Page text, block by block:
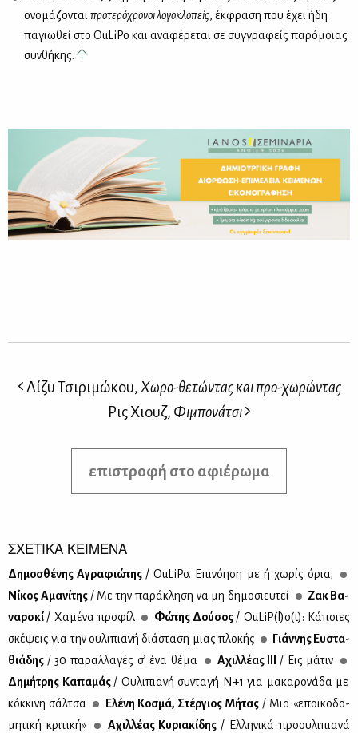
ονομάζονται προτερόχρονοι λογοκλοπείς, έκφραση που έχει ήδη
παγιωθεί στο OuLiPo και αναφέρεται σε συγγραφείς παρόμοιας
συνθήκης.
Λίζυ Τσιριμώκου, Χωρο-θετώντας και προ-χωρώντας
Ρις Χιουζ, Φιμπονάτσι
επιστροφή στο αφιέρωμα
ΣΧΕΤΙΚΑ ΚΕΙΜΕΝΑ
Δη­μο­σθέ­νης Αγρα­φιώ­της/ OuLiPo. Επι­νό­η­ση με ή χω­ρίς όρια;
Νί­κος Αμα­νί­της/ Με την πα­ρά­κλη­ση να μη δη­μο­σιευ­τεί
Ζακ Βα­
ναρ­σκί/ Χα­μέ­να προ­φίλ Φώ­της Δού­σος/ OuLiP(l)o(t): Κά­ποιες
σκέ­ψεις για την ου­λι­πια­νή διά­στα­ση μιας πλο­κής
Γιάν­νης Ευ­στα­
θιά­δης / 30 πα­ραλ­λα­γές σ’ ένα θέ­μα Αχιλ­λέ­ας ΙΙΙ / Εις μά­τιν
Δη­μή­τρης Κα­πα­μάς/ Ου­λι­πια­νή συ­ντα­γή Ν+1 για μα­κα­ρο­νά­δα με
κόκ­κι­νη σάλ­τσα
Ελέ­νη Κο­σμά, Στέρ­γιος Μή­τας / Μια «εποι­κο­δο­
μη­τι­κή κρι­τι­κή»
Αχιλ­λέ­ας Κυ­ρια­κί­δης/ Ελ­λη­νι­κά προ­ου­λι­πια­νά